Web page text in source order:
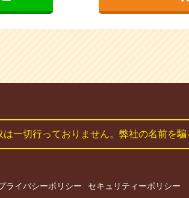
一切行っておりません。弊社の名前を騙
ライバシーポリシー セキュリティーポリシー